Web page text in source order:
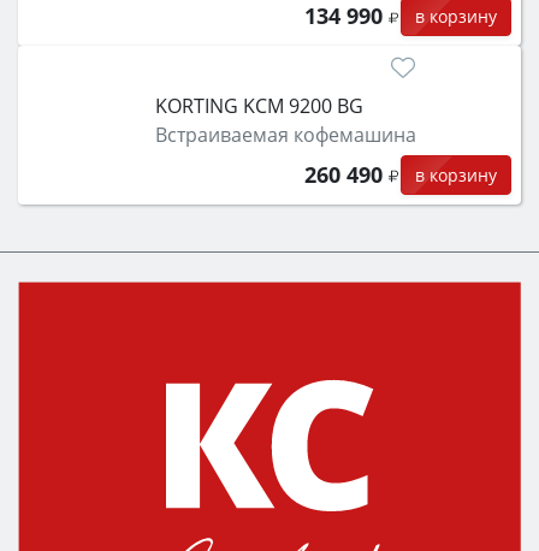
134 990 в корзину
KORTING KCM 9200 BG
Встраиваемая кофемашина
260 490 в корзину